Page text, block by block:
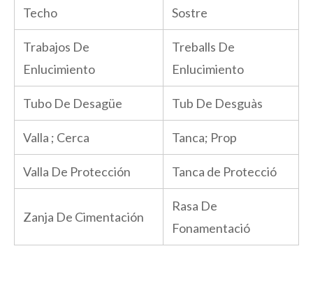
Techo Sostre
Trabajos De
Enlucimiento
Treballs De
Enlucimiento
Tubo De Desagüe Tub De Desguàs
Valla ; Cerca Tanca; Prop
Valla De Protección Tanca de Protecció
Zanja De Cimentación
Rasa De
Fonamentació